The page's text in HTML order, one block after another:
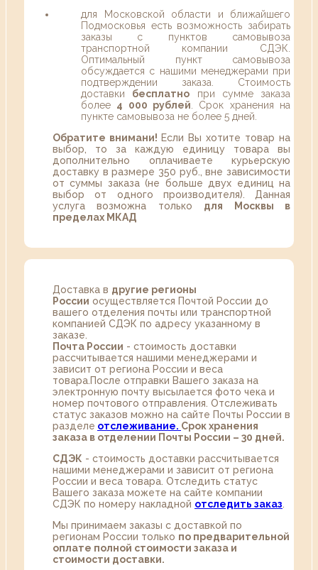
для Московской области и ближайшего
Подмосковья есть возможность забирать
заказы с пунктов самовывоза
транспортной компании СДЭК.
Оптимальный пункт самовывоза
обсуждается с нашими менеджерами при
подтверждении заказа. Стоимость
доставки бесплатно при сумме заказа
более 4 000 рублей . Срок хранения на
пункте самовывоза не более 5 дней.
Обратите внимани! Если Вы хотите товар на
выбор, то за каждую единицу товара вы
дополнительно оплачиваете курьерскую
доставку в размере 350 руб., вне зависимости
от суммы заказа (не больше двух единиц на
выбор от одного производителя). Данная
услуга возможна только для Москвы в
пределах МКАД
Доставка в другие регионы
России осуществляется Почтой России до
вашего отделения почты или транспортной
компанией СДЭК по адресу указанному в
заказе.
Почта России - стоимость доставки
рассчитывается нашими менеджерами и
зависит от региона России и веса
товара.После отправки Вашего заказа на
электронную почту высылается фото чека и
номер почтового отправления. Отслеживать
статус заказов можно на сайте Почты России в
разделе oтслеживание. Срок хранения
заказа в отделении Почты России – 30 дней.
СДЭК - стоимость доставки рассчитывается
нашими менеджерами и зависит от региона
России и веса товара. Отследить статус
Вашего заказа можете на сайте компании
СДЭК по номеру накладной отследить заказ
Мы принимаем заказы с доставкой по
регионам России только по предварительной
оплате полной стоимости заказа и
стоимости доставки.